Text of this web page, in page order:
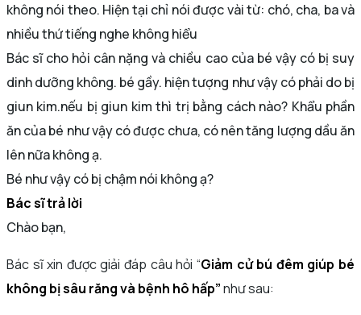
không nói theo. Hiện tại chỉ nói được vài từ: chó, cha, ba và
nhiều thứ tiếng nghe không hiểu
Bác sĩ cho hỏi cân nặng và chiều cao của bé vậy có bị suy
dinh dưỡng không. bé gầy. hiện tượng như vậy có phải do bị
giun kim.nếu bị giun kim thì trị bằng cách nào? Khẩu phần
ăn của bé như vậy có được chưa, có nên tăng lượng dầu ăn
lên nữa không ạ.
Bé như vậy có bị chậm nói không ạ?
Bác sĩ trả lời
Chào bạn,
Bác sĩ xin được giải đáp câu hỏi “Giảm cử bú đêm giúp bé
không bị sâu răng và bệnh hô hấp”như sau: